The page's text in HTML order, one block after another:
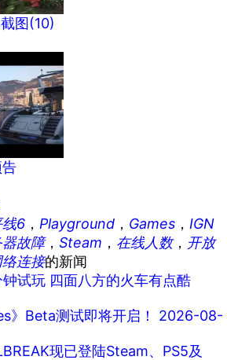
图(10)
6 ， Playground ， Games ， IGN
器故障， Steam ， 在线人数， 开放
络连接的新闻
钟试玩 四面八方的火车有点酷
》Beta测试即将开启！
2026-08-
现已登陆Steam、PS5及